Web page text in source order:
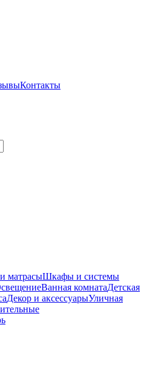
Контакты
матрасыШкафы и системы
Ванная комнатаДетская
Декор и аксессуарыУличная